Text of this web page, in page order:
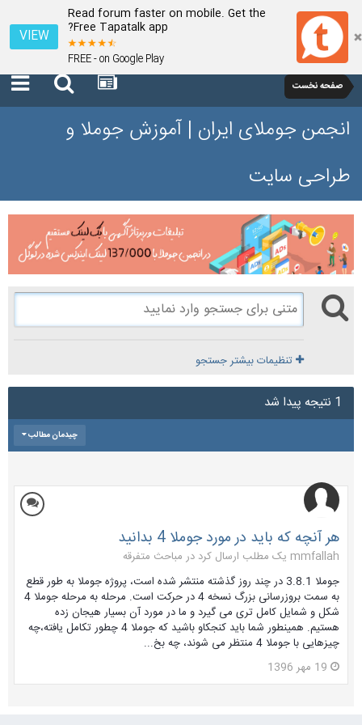
Read forum faster on mobile. Get the
Free Tapatalk app?
FREE - on Google Play
VIEW
صفحه نخست
انجمن جوملای ایران | آموزش جوملا و
طراحی سایت
تنظیمات بیشتر جستجو
1 نتیجه پیدا شد
چیدمان مطالب
هر آنچه که باید در مورد جوملا 4 بدانید
mmfallah یک مطلب ارسال کرد در
مباحث متفرقه
جوملا 3.8.1 در چند روز گذشته منتشر شده است، پروژه جوملا به طور قطع
به سمت بروزرسانی بزرگ نسخه 4 در حرکت است. مرحله به مرحله جوملا 4
شکل و شمایل کامل تری می گیرد و ما در مورد آن بسیار هیجان زده
هستیم. همینطور شما باید کنجکاو باشید که جوملا 4 چطور تکامل یافته،چه
چیزهایی با جوملا 4 منتظر می شوند، چه بخ...
19 مهر 1396